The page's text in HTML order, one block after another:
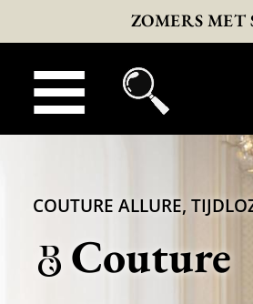
ZOMERS MET
COUTURE ALLURE,
Couture